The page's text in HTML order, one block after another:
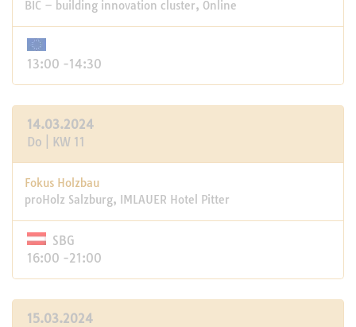
BIC – building innovation cluster, Online
13:00 -14:30
14.03.2024
Do | KW 11
Fokus Holzbau
proHolz Salzburg, IMLAUER Hotel Pitter
SBG
16:00 -21:00
15.03.2024